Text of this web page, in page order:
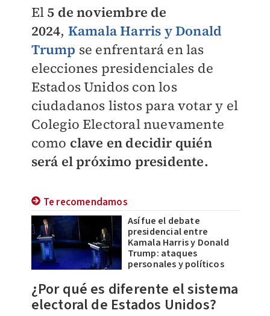
El 5 de noviembre de
2024, Kamala Harris y Donald
Trump se enfrentará en las
elecciones presidenciales de
Estados Unidos con los
ciudadanos listos para votar y el
Colegio Electoral nuevamente
como clave en decidir quién
será el próximo presidente.
Te recomendamos
Así fue el debate
presidencial entre
Kamala Harris y Donald
Trump: ataques
personales y políticos
¿Por qué es diferente el sistema
electoral de Estados Unidos?